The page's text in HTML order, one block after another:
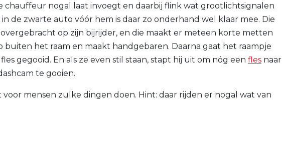
chauffeur nogal laat invoegt en daarbij flink wat grootlichtsignalen
de zwarte auto vóór hem is daar zo onderhand wel klaar mee. Die
op zijn bijrijder, en die maakt er meteen korte metten
buiten het raam en maakt handgebaren. Daarna gaat het raampje
gegooid. En als ze even stil staan, stapt hij uit om nóg een fles naar
te gooien.
voor mensen zulke dingen doen. Hint: daar rijden er nogal wat van